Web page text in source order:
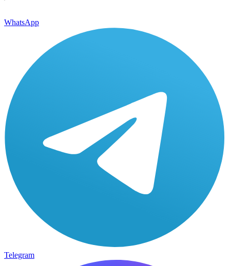
WhatsApp
Telegram